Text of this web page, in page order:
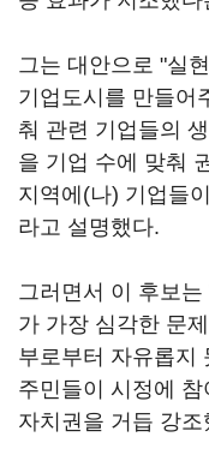
그는 대안으로 "실
기업도시를 만들어
춰 관련 기업들의
을 기업 수에 맞춰
지역에(나) 기업들
라고 설명했다.
그러면서 이 후보
가 가장 심각한 문
부로부터 자유롭지
주민들이 시정에
자치권을 거듭 강조